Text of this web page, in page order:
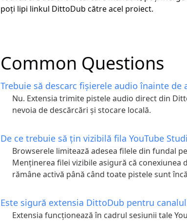
poți lipi linkul DittoDub către acel proiect.
Common Questions
Trebuie să descarc fișierele audio înainte de
Nu. Extensia trimite pistele audio direct din
nevoia de descărcări și stocare locală.
De ce trebuie să țin vizibilă fila YouTube
Browserele limitează adesea filele din fundal
Menținerea filei vizibile asigură că conexiunea
rămâne activă până când toate pistele sunt
Este sigură extensia DittoDub pentru canalul
Extensia funcționează în cadrul sesiunii tale